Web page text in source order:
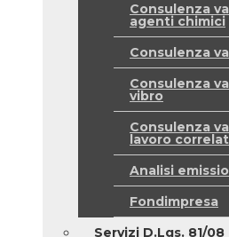
Consulenza
agenti chimici
Consulenza
Consulenza
vibro
Consulenza
lavoro
Analisi
Fondimpresa
Servizi D.Lgs. 81/08